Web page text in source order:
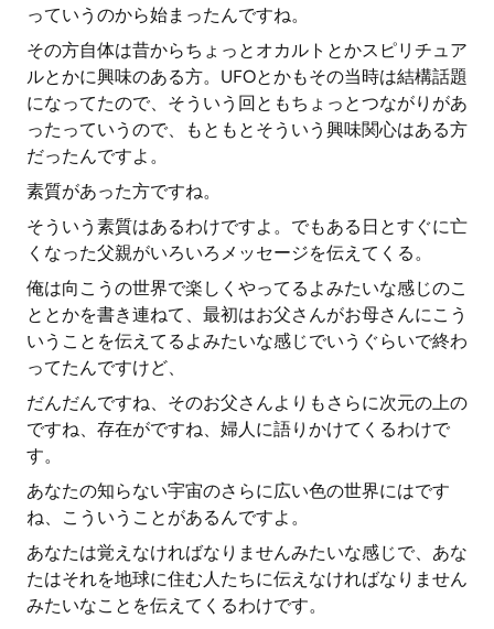
っていうのから始まったんですね。
その方自体は昔からちょっとオカルトとかスピリチュア
ルとかに興味のある方。UFOとかもその当時は結構話題
になってたので、そういう回ともちょっとつながりがあ
ったっていうので、もともとそういう興味関心はある方
だったんですよ。
素質があった方ですね。
そういう素質はあるわけですよ。でもある日とすぐに亡
くなった父親がいろいろメッセージを伝えてくる。
俺は向こうの世界で楽しくやってるよみたいな感じのこ
ととかを書き連ねて、最初はお父さんがお母さんにこう
いうことを伝えてるよみたいな感じでいうぐらいで終わ
ってたんですけど、
だんだんですね、そのお父さんよりもさらに次元の上の
ですね、存在がですね、婦人に語りかけてくるわけで
す。
あなたの知らない宇宙のさらに広い色の世界にはです
ね、こういうことがあるんですよ。
あなたは覚えなければなりませんみたいな感じで、あな
たはそれを地球に住む人たちに伝えなければなりません
みたいなことを伝えてくるわけです。